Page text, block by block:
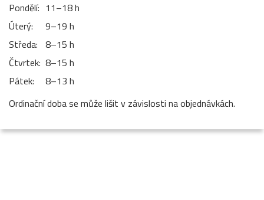
Pondělí: 11–⁠18 h
Úterý:
9–⁠19 h
Středa: 8–⁠15 h
Čtvrtek: 8–⁠15 h
Pátek:
8–⁠13 h
Ordinační doba se může lišit v závislosti na objednávkách.